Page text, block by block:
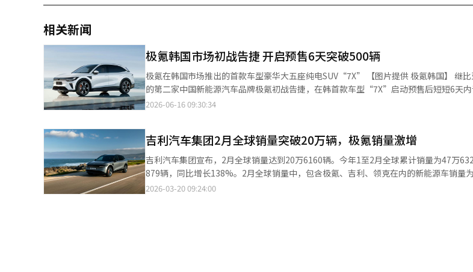
相关新闻
极氪韩国市场初战告捷 开启预售6天突破500辆
极氪在韩国市场推出的首款车型豪华大五座纯电SUV“7X” 【图片提供 极氪韩国】 继比亚迪之后叩开韩国市场大门
的第二家中国新能源汽车品牌极氪初战告捷，在韩首款车型“7X”启动预售后短短6天内订单突
性价比的比亚迪不同，极氪选择以豪华高端定位切入韩国市场，这一差异化战略初见成效。 据韩国汽车行业日
纯电SUV，也是该车型在中国市场之外首次推出的改款版本。极氪7X基于SEA浩瀚架构
全球设计中心操刀设计，整体造型融合欧洲美学风格。 价格方面，极氪7X并未采取此前各方预测的低价策略，共推
出三款配置车型，Pro版售价5299万韩元（约合人民币23万元）、Max版和Ultra版分
元。价格公布后，部分消费者及业内人士认为定价偏高。 动力与续航方面，极氪7X Pro版本搭载极氪自研75kWh磷
酸铁锂（LFP）金砖电池，Max和Ultra版本则配备由宁德时代供应的100kWh三元锂（NCM）电池。 作
2026-06-16 09:30:34
吉利汽车集团2月全球销量突破20万辆，极氪销量激增
吉利汽车集团宣布，2月全球销量达到20万6160辆。今年1至2月全球累计销量为47万
879辆，同比增长138%。2月全球销量中，包含极氪、吉利、领克在内的新能源车销量
19%。今年累计销量同比增长10%，达到24万1740辆。极氪品牌增长显著，尽管春节假
2026-03-20 09:24:00